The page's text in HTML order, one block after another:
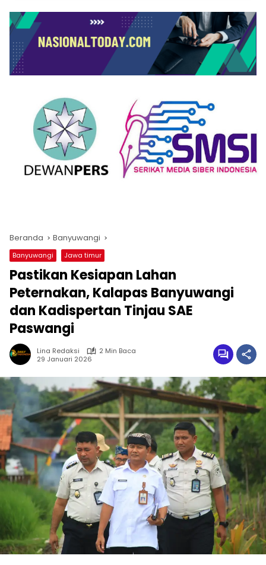
Beranda Banyuwangi
Banyuwangi Jawa timur
Pastikan Kesiapan Lahan
Peternakan, Kalapas Banyuwangi
dan Kadispertan Tinjau SAE
Paswangi
Lina Redaksi
2 Min Baca
29 Januari 2026